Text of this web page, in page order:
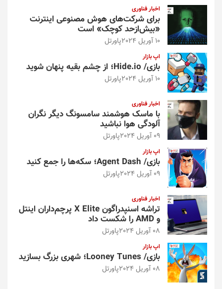
اخبار فناوری
برای شرکت‌های هوش مصنوعی اینترنت
«بیش‌از‌حد کوچک» است
10 آوریل 2024 پاورتل
اپ بازار
بازی/ Hide.io؛ از چشم بقیه پنهان شوید
10 آوریل 2024 پاورتل
اخبار فناوری
با ماسک هوشمند سامسونگ دیگر نگران
آلودگی هوا نباشید
09 آوریل 2024 پاورتل
اپ بازار
بازی/ Agent Dash؛ سکه‌ها را جمع کنید
09 آوریل 2024 پاورتل
اخبار فناوری
تراشه اسنپدراگون X Elite پرچم‌داران اینتل
و AMD را شکست داد
08 آوریل 2024 پاورتل
اپ بازار
بازی/ Looney Tunes؛ شهری بزرگ بسازید
08 آوریل 2024 پاورتل